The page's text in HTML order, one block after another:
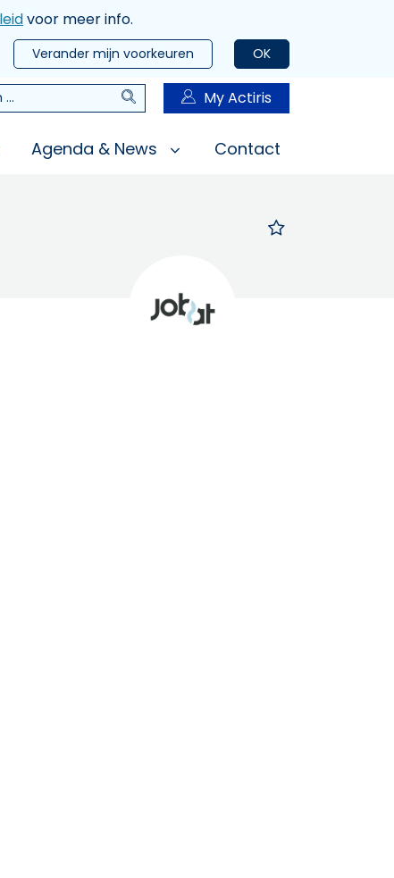
voor meer info.
OK
Verander mijn voorkeuren
Zoeken My Actiris
Agenda & News Contact